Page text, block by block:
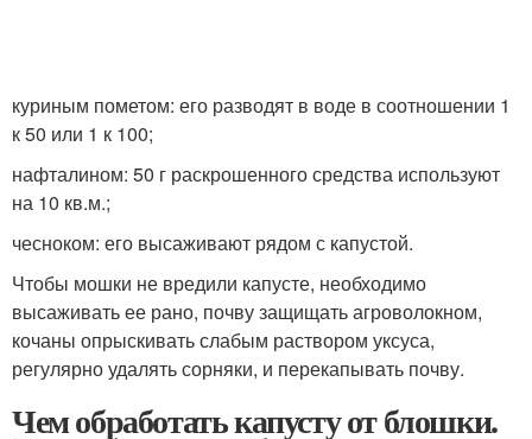
куриным пометом: его разводят в воде в соотношении 1
к 50 или 1 к 100;
нафталином: 50 г раскрошенного средства используют
на 10 кв.м.;
чесноком: его высаживают рядом с капустой.
Чтобы мошки не вредили капусте, необходимо
высаживать ее рано, почву защищать агроволокном,
кочаны опрыскивать слабым раствором уксуса,
регулярно удалять сорняки, и перекапывать почву.
Чем обработать капусту от блошки.